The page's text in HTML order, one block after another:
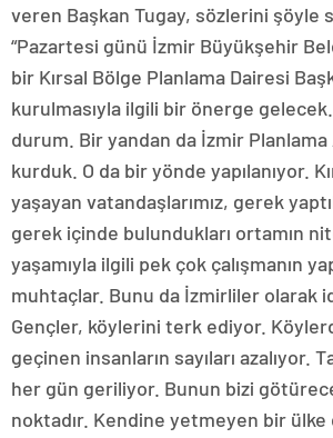
veren Başkan Tugay, sözlerini şöyle
“Pazartesi günü İzmir Büyükşehir
bir Kırsal Bölge Planlama Dairesi
kurulmasıyla ilgili bir önerge
durum. Bir yandan da İzmir Planlama
kurduk. O da bir yönde yapılanıyor.
yaşayan vatandaşlarımız, gerek
gerek içinde bulundukları ortamın
yaşamıyla ilgili pek çok çalışmanın
muhtaçlar. Bunu da İzmirliler olarak
Gençler, köylerini terk ediyor.
geçinen insanların sayıları azalıyor.
her gün geriliyor. Bunun bizi
noktadır. Kendine yetmeyen bir